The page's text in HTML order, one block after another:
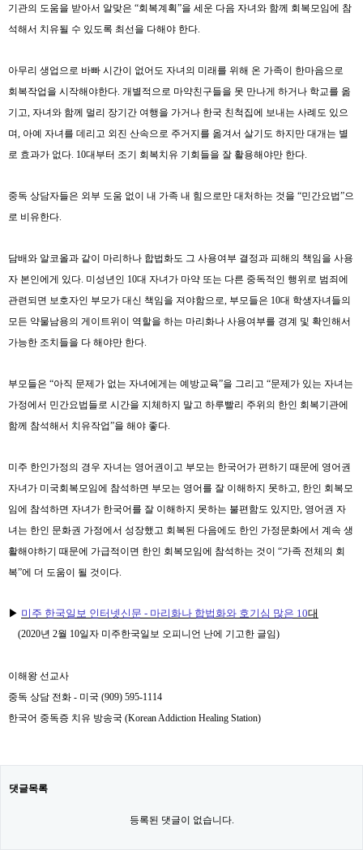
기관의 도움을 받아서 알맞은 “회복계획”을 세운 다음 자녀와 함께 회복모임에 참
석해서 치유될 수 있도록 최선을 다해야 한다.
아무리 생업으로 바빠 시간이 없어도 자녀의 미래를 위해 온 가족이 한마음으로
회복작업을 시작해야한다. 개별적으로 마약친구들을 못 만나게 하거나 학교를 옮
기고, 자녀와 함께 멀리 장기간 여행을 가거나 한국 친척집에 보내는 사례도 있으
며, 아예 자녀를 데리고 외진 산속으로 주거지를 옮겨서 살기도 하지만 대개는 별
로 효과가 없다. 10대부터 조기 회복치유 기회들을 잘 활용해야만 한다.
중독 상담자들은 외부 도움 없이 내 가족 내 힘으로만 대처하는 것을 “민간요법”으
로 비유한다.
담배와 알코올과 같이 마리하나 합법화도 그 사용여부 결정과 피해의 책임을 사용
자 본인에게 있다. 미성년인 10대 자녀가 마약 또는 다른 중독적인 행위로 범죄에
관련되면 보호자인 부모가 대신 책임을 져야함으로, 부모들은 10대 학생자녀들의
모든 약물남용의 게이트위이 역할을 하는 마리화나 사용여부를 경계 및 확인해서
가능한 조치들을 다 해야만 한다.
부모들은 “아직 문제가 없는 자녀에게는 예방교육”을 그리고 “문제가 있는 자녀는
가정에서 민간요법들로 시간을 지체하지 말고 하루빨리 주위의 한인 회복기관에
함께 참석해서 치유작업”을 해야 좋다.
미주 한인가정의 경우 자녀는 영어권이고 부모는 한국어가 편하기 때문에 영어권
자녀가 미국회복모임에 참석하면 부모는 영어를 잘 이해하지 못하고, 한인 회복모
임에 참석하면 자녀가 한국어를 잘 이해하지 못하는 불편함도 있지만, 영어권 자
녀는 한인 문화권 가정에서 성장했고 회복된 다음에도 한인 가정문화에서 계속 생
활해야하기 때문에 가급적이면 한인 회복모임에 참석하는 것이 “가족 전체의 회
복”에 더 도움이 될 것이다.
▶ 미주 한국일보 인터넷신문 - 마리화나 합법화와 호기심 많은 10대
(2020년 2월 10일자 미주한국일보 오피니언 난에 기고한 글임)
이해왕 선교사
중독 상담 전화 - 미국 (909) 595-1114
한국어 중독증 치유 방송국 (Korean Addiction Healing Station)
댓글목록
등록된 댓글이 없습니다.